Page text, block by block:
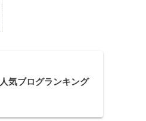
人気ブログランキング